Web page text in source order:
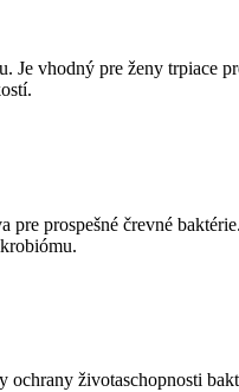
Je vhodný pre ženy trpiace
prospešné črevné
životaschopnosti